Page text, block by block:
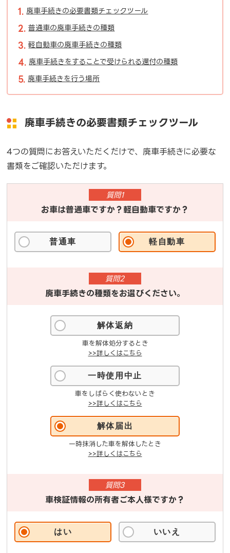
廃車手続きの必要書類チェックツール
普通車の廃車手続きの種類
軽自動車の廃車手続きの種類
廃車手続きをすることで受けられる還付の種類
廃車手続きを行う場所
廃車手続きの必要書類チェックツール
4つの質問にお答えいただくだけで、廃車手続きに必要な
書類をご確認いただけます。
質問1
お車は普通車ですか？軽自動車ですか？
普通車 軽自動車
質問2
廃車手続きの種類をお選びください。
解体返納
車を解体処分するとき
>>詳しくはこちら
一時使用中止
車をしばらく使わないとき
>>詳しくはこちら
解体届出
一時抹消した車を解体したとき
>>詳しくはこちら
質問3
車検証情報の所有者ご本人様ですか？
はい いいえ